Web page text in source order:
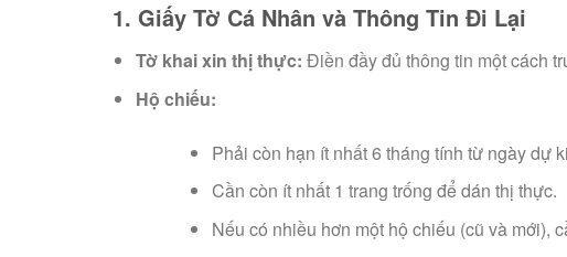
1. Giấy Tờ Cá Nhân và Thông Tin Đi Lại
Tờ khai xin thị thực: Điền đầy đủ thông tin một cách
Hộ chiếu:
Phải còn hạn ít nhất 6 tháng tính từ ngày dự
Cần còn ít nhất 1 trang trống để dán thị thực.
Nếu có nhiều hơn một hộ chiếu (cũ và mới),